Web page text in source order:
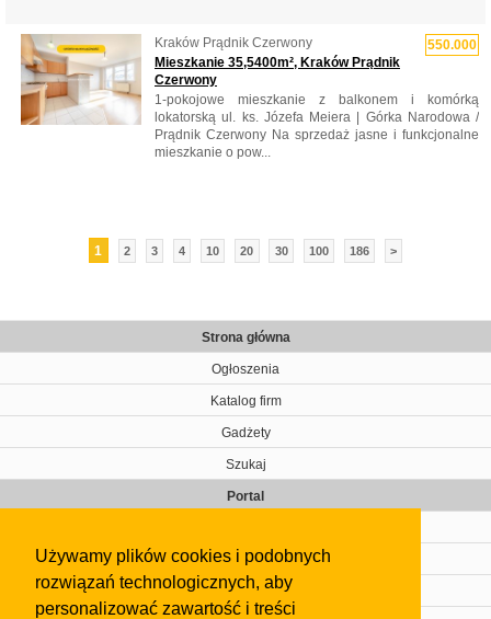
Używamy plików cookies i podobnych
rozwiązań technologicznych, aby
personalizować zawartość i treści
550.000
Kraków Prądnik Czerwony
Mieszkanie 35,5400m², Kraków Prądnik
Czerwony
1-pokojowe mieszkanie z balkonem i komórką
lokatorską ul. ks. Józefa Meiera | Górka Narodowa /
Prądnik Czerwony Na sprzedaż jasne i funkcjonalne
mieszkanie o pow...
1 2 3 4 10 20 30 100 186 >
Strona główna
Ogłoszenia
Katalog firm
Gadżety
Szukaj
Portal
Kontakt
Regulamin